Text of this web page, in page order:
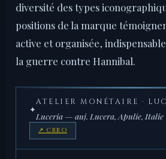
diversité des types
positions de la marque
active et organisée,
la guerre contre Hannibal.
✦
ATELIER MONÉTAIRE ·
Luceria — auj. Lucera, Apulie, Italie ·
↗ CRRO